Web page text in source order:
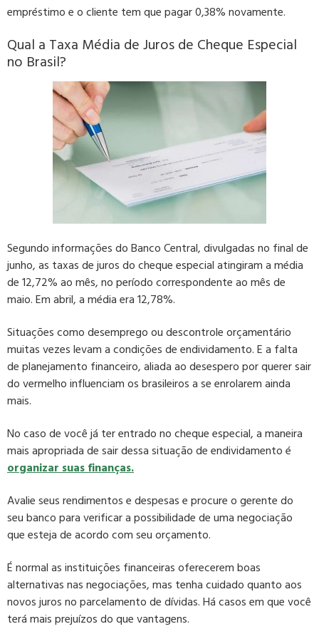
empréstimo eo cliente tem que pagar 0,38% novamente.
Qual a Taxa Média de Juros de Cheque Especial
no Brasil?
Segundo informações do Banco Central, divulgadas no final de
junho, as taxas de juros do cheque especial atingiram amédia
de 12,72% ao mês, no período correspondente ao mês de
maio.Em abril, a média era 12,78%.
Situações como desemprego ou descontrole orçamentário
muitas vezes levam a condições de endividamento. E a falta
de planejamento financeiro, aliada ao desespero por querer sair
do vermelho influenciam os brasileiros a se enrolarem ainda
mais.
No caso de você já ter entrado no cheque especial, a maneira
mais apropriada de sair dessa situação de endividamento é
organizar suas finanças.
Avalie seus rendimentos e despesas e procure o gerente do
seu banco para verificar apossibilidade de uma negociação
que esteja de acordo com seu orçamento.
É normal as instituições financeiras oferecerem boas
alternativas nas negociações, mas tenha cuidado quanto aos
novos juros no parcelamento de dívidas. Há casos em que você
terá mais prejuízos do que vantagens.